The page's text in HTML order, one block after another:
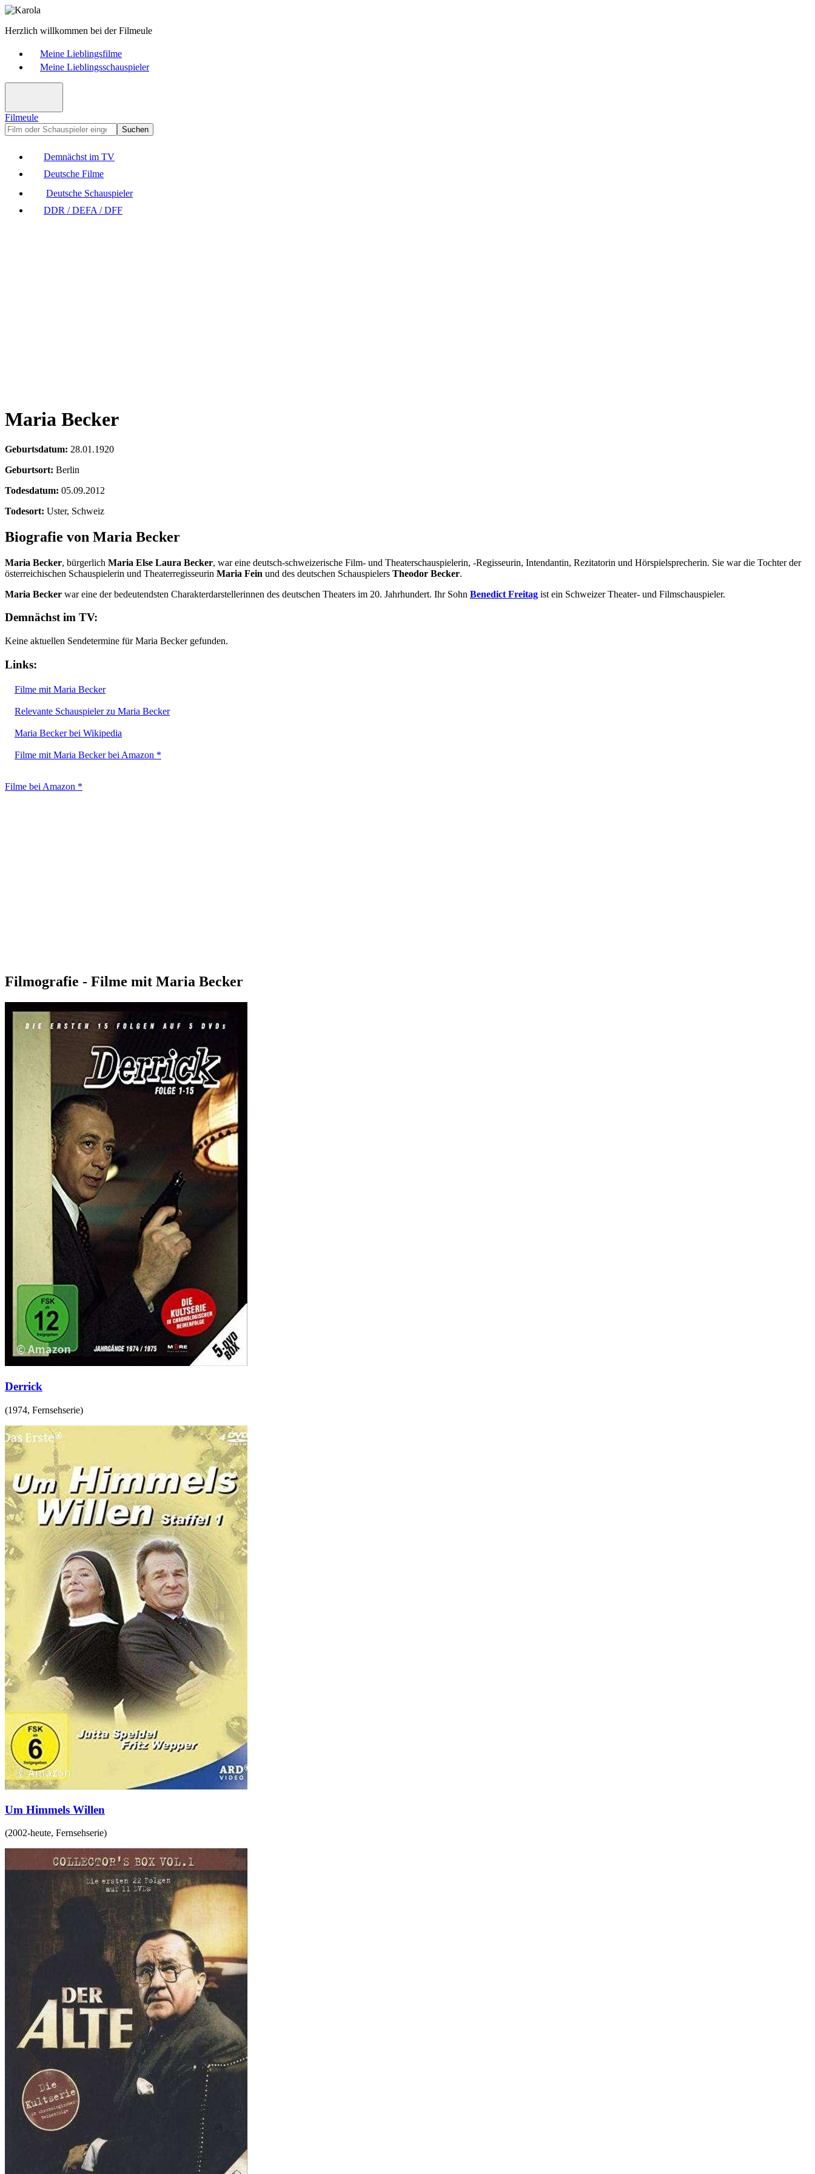
Herzlich willkommen bei der Filmeule
Meine Lieblingsfilme
Meine Lieblingsschauspieler
Filmeule
Suchen
Demnächst im TV
Deutsche Filme
Deutsche Schauspieler
DDR / DEFA / DFF
Maria Becker
Geburtsdatum: 28.01.1920
Geburtsort: Berlin
Todesdatum: 05.09.2012
Todesort: Uster, Schweiz
Biografie von Maria Becker
Maria Becker, bürgerlich Maria Else Laura Becker, war eine deutsch-schweizerische Film- und Theaterschauspielerin, -Regisseurin, Intendantin, Rezitatorin und Hörspielsprecherin. Sie war die Tochter der
österreichischen Schauspielerin und Theaterregisseurin Maria Fein und des deutschen Schauspielers Theodor Becker.
Maria Becker war eine der bedeutendsten Charakterdarstellerinnen des deutschen Theaters im 20. Jahrhundert. Ihr Sohn Benedict Freitag ist ein Schweizer Theater- und Filmschauspieler.
Demnächst im TV:
Keine aktuellen Sendetermine für Maria Becker gefunden.
Links:
Filme mit Maria Becker
Relevante Schauspieler zu Maria Becker
Maria Becker bei Wikipedia
Filme mit Maria Becker bei Amazon *
Filme bei Amazon *
Filmografie - Filme mit Maria Becker
Derrick
(1974, Fernsehserie)
Um Himmels Willen
(2002-heute, Fernsehserie)